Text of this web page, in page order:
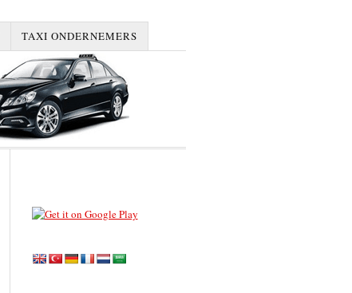
TAXI ONDERNEMERS